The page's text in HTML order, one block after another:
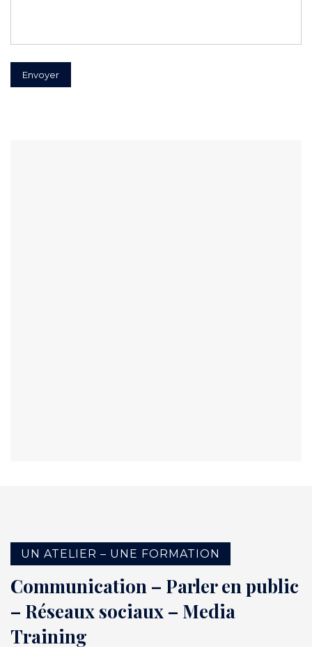
UN ATELIER – UNE FORMATION
Communication – Parler en public
– Réseaux sociaux – Media
Training